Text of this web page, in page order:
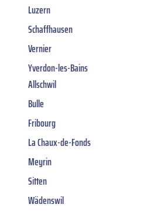
Luzern
Schaffhausen
Vernier
Yverdon-les-Bains
Allschwil
Bulle
Fribourg
La Chaux-de-Fonds
Meyrin
Sitten
Wädenswil